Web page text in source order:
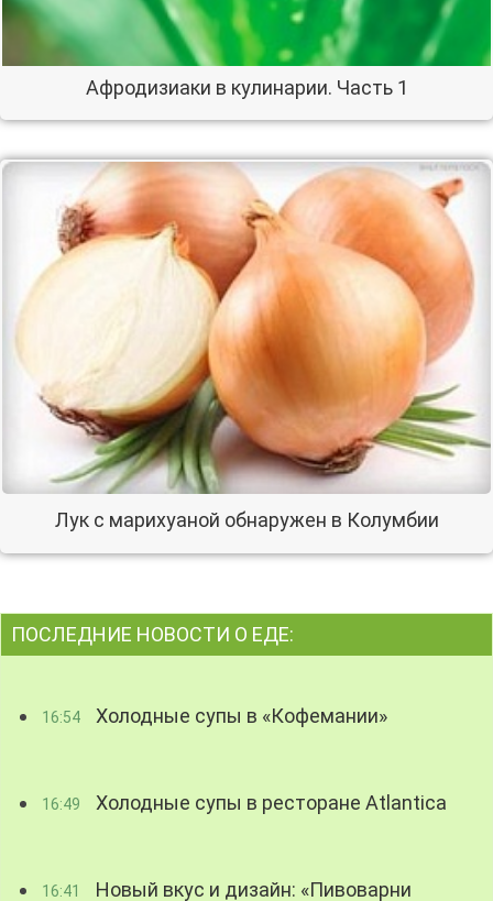
Афродизиаки в кулинарии. Часть 1
Лук с марихуаной обнаружен в Колумбии
ПОСЛЕДНИЕ НОВОСТИ О ЕДЕ:
16:54 Холодные супы в «Кофемании»
16:49 Холодные супы в ресторане Atlantica
16:41 Новый вкус и дизайн: «Пивоварни